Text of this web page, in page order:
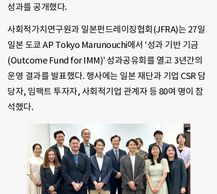
성과를 공개했다.
사회적가치연구원과 일본펀드레이징협회(JFRA)는 27일
일본 도쿄 AP Tokyo Marunouchi에서 ‘성과 기반 기금
(Outcome Fund for IMM)’ 성과공유회를 열고 3년간의
운영 결과를 발표했다. 행사에는 일본 재단과 기업 CSR 담
당자, 임팩트 투자자, 사회적기업 관계자 등 80여 명이 참
석했다.